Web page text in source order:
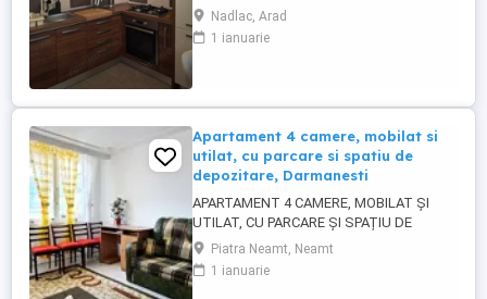
decomandate, cu vedere pe doua parti,
situat in centrul orasului Nădlac, judetul
Arad, aproape de piata, banci, scoli,
sau 85.000 euro mobilat și utilat, ...
Nadlac, Arad
1 ianuarie
Apartament 4 camere, mobilat si
utilat, cu parcare si spatiu de
depozitare, Darmanesti
APARTAMENT 4 CAMERE, MOBILAT ȘI
UTILAT, CU PARCARE ȘI SPAȚIU DE
DEPOZITARE, DĂRMANEȘTI, 68.000 EURO
FORTUNA IMOBILIARE oferă spre
achiziționare acest apartament cu un view
Piatra Neamt, Neamt
1 ianuarie